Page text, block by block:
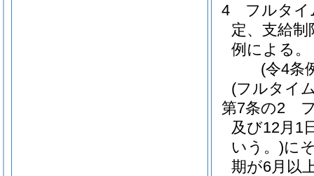
4
フルタイ
定、支給
例による。
(令4条
(フルタイ
第7条の2
及び12月1
いう。)に
期が6月以